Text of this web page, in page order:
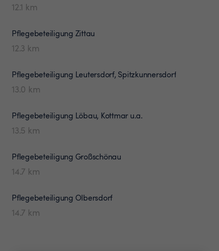
12.1 km
Pflegebeteiligung Zittau
12.3 km
Pflegebeteiligung Leutersdorf, Spitzkunnersdorf
13.0 km
Pflegebeteiligung Löbau, Kottmar u.a.
13.5 km
Pflegebeteiligung Großschönau
14.7 km
Pflegebeteiligung Olbersdorf
14.7 km